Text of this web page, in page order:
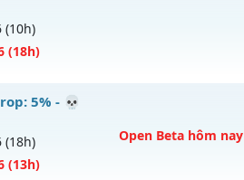
Địa Xưa✨✨✨
(10h)
(18h)
CHƠI LÀ MÊ
2vào 18h ngày 03/08/2626
5% - 💀
(18h)
(13h)
Open Beta hôm nay